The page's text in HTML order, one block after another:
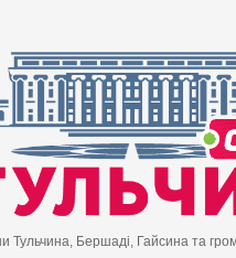
Тульчина, Бершаді, Гайсина та